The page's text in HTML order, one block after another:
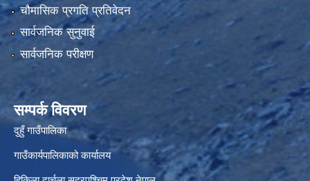
चौमासिक प्रगति प्रतिवेदन
सार्वजनिक सुनुवाई
सार्वजनिक परीक्षण
सम्पर्क विवरण
दुहुँ गाउँपालिका
गाउँकार्यपालिकाको कार्यालय